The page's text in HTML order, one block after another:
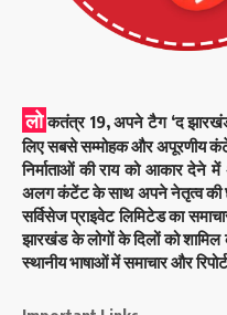
लो कतंत्र 19, अपने टैग ‘द
लिए सबसे सम्मोहक और अपूरणीय
निर्माताओं की राय को आकार
अलग कंटेंट के साथ अपने नेतृत्व की
सर्विसेज प्राइवेट लिमिटेड का
झारखंड के लोगों के दिलों को
स्थानीय भाषाओं में समाचार और